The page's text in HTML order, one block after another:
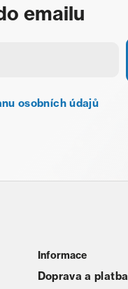
emailu
osobních údajů
Informace
Doprava a platba